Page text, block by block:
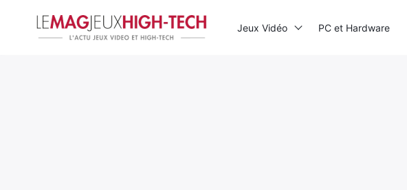
Jeux Vidéo PC et Hardware